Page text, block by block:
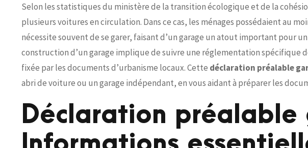
Selon les statistiques du ministère de la transition écologique et de la
plusieurs voitures en circulation. Dans ce cas, les ménages possédaient au
nécessite souvent de se garer, faisant d’un garage un atout important pour
construction d’un garage implique de suivre une réglementation spécifique
fixée par les documents d’urbanisme locaux. Cette déclaration préalable
abri de voiture ou un garage indépendant, en vous aidant à préparer les
Déclaration préalable